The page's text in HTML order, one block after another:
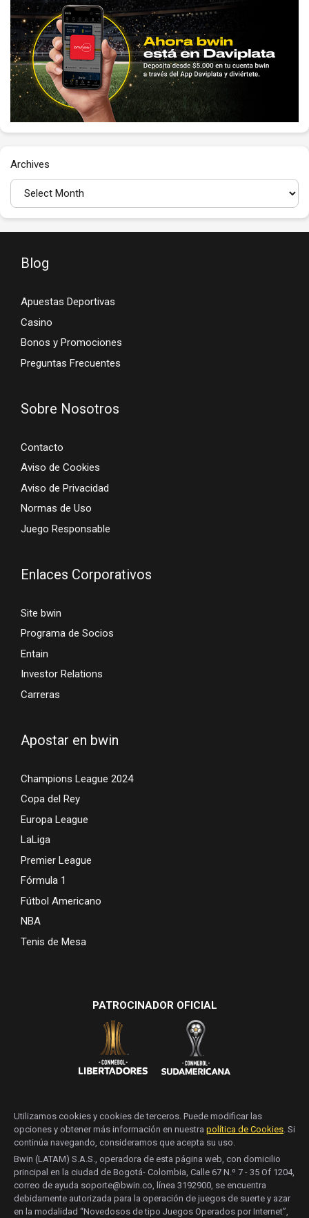
Archives
Blog
Apuestas Deportivas
Casino
Bonos y Promociones
Preguntas Frecuentes
Sobre Nosotros
Contacto
Aviso de Cookies
Aviso de Privacidad
Normas de Uso
Juego Responsable
Enlaces Corporativos
Site bwin
Programa de Socios
Entain
Investor Relations
Carreras
Apostar en bwin
Champions League 2024
Copa del Rey
Europa League
LaLiga
Premier League
Fórmula 1
Fútbol Americano
NBA
Tenis de Mesa
PATROCINADOR OFICIAL
Utilizamos cookies y cookies de terceros. Puede modificar las
opciones y obtener más información en nuestra política de Cookies . Si
continúa navegando, consideramos que acepta su uso.
Bwin (LATAM) S.A.S., operadora de esta página web, con domicilio
principal en la ciudad de Bogotá- Colombia, Calle 67 N.º 7 - 35 Of 1204,
correo de ayuda soporte@bwin.co, línea 3192900, se encuentra
debidamente autorizada para la operación de juegos de suerte y azar
en la modalidad “Novedosos de tipo Juegos Operados por Internet”,